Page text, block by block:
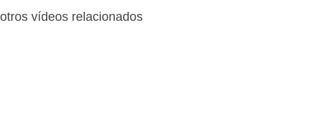
otros vídeos relacionados